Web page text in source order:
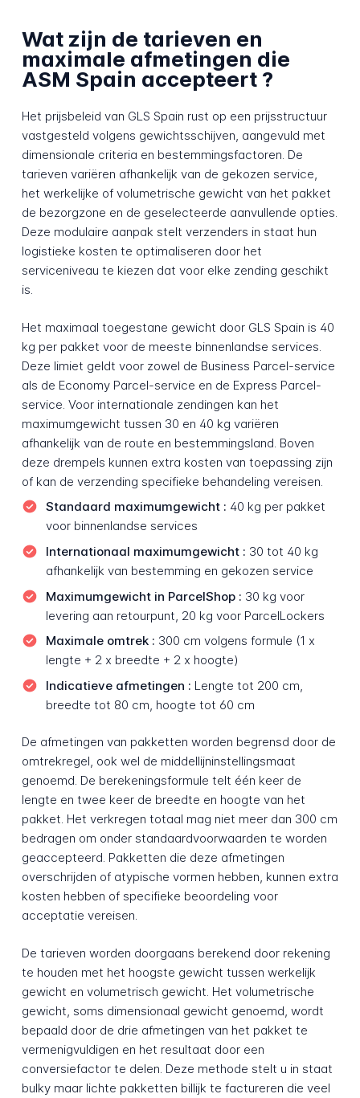
Wat zijn de tarieven en
maximale afmetingen die
ASM Spain accepteert ?
Het prijsbeleid van GLS Spain rust op een prijsstructuur
vastgesteld volgens gewichtsschijven, aangevuld met
dimensionale criteria en bestemmingsfactoren. De
tarieven variëren afhankelijk van de gekozen service,
het werkelijke of volumetrische gewicht van het pakket
de bezorgzone en de geselecteerde aanvullende opties.
Deze modulaire aanpak stelt verzenders in staat hun
logistieke kosten te optimaliseren door het
serviceniveau te kiezen dat voor elke zending geschikt
is.
Het maximaal toegestane gewicht door GLS Spain is 40
kg per pakket voor de meeste binnenlandse services.
Deze limiet geldt voor zowel de Business Parcel-service
als de Economy Parcel-service en de Express Parcel-
service. Voor internationale zendingen kan het
maximumgewicht tussen 30 en 40 kg variëren
afhankelijk van de route en bestemmingsland. Boven
deze drempels kunnen extra kosten van toepassing zijn
of kan de verzending specifieke behandeling vereisen.
Standaard maximumgewicht : 40 kg per pakket
voor binnenlandse services
Internationaal maximumgewicht : 30 tot 40 kg
afhankelijk van bestemming en gekozen service
Maximumgewicht in ParcelShop : 30 kg voor
levering aan retourpunt, 20 kg voor ParcelLockers
Maximale omtrek : 300 cm volgens formule (1 x
lengte + 2 x breedte + 2 x hoogte)
Indicatieve afmetingen : Lengte tot 200 cm,
breedte tot 80 cm, hoogte tot 60 cm
De afmetingen van pakketten worden begrensd door de
omtrekregel, ook wel de middellijninstellingsmaat
genoemd. De berekeningsformule telt één keer de
lengte en twee keer de breedte en hoogte van het
pakket. Het verkregen totaal mag niet meer dan 300 cm
bedragen om onder standaardvoorwaarden te worden
geaccepteerd. Pakketten die deze afmetingen
overschrijden of atypische vormen hebben, kunnen extra
kosten hebben of specifieke beoordeling voor
acceptatie vereisen.
De tarieven worden doorgaans berekend door rekening
te houden met het hoogste gewicht tussen werkelijk
gewicht en volumetrisch gewicht. Het volumetrische
gewicht, soms dimensionaal gewicht genoemd, wordt
bepaald door de drie afmetingen van het pakket te
vermenigvuldigen en het resultaat door een
conversiefactor te delen. Deze methode stelt u in staat
bulky maar lichte pakketten billijk te factureren die veel